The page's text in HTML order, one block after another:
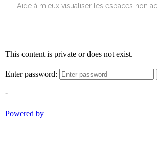
Aide à mieux visualiser les espaces non